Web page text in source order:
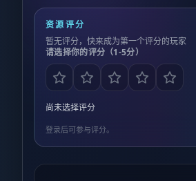
资源评分
暂无评分，快来成为第一个评分的玩家
请选择你的评分（1-5分）
尚未选择评分
登录后可参与评分。